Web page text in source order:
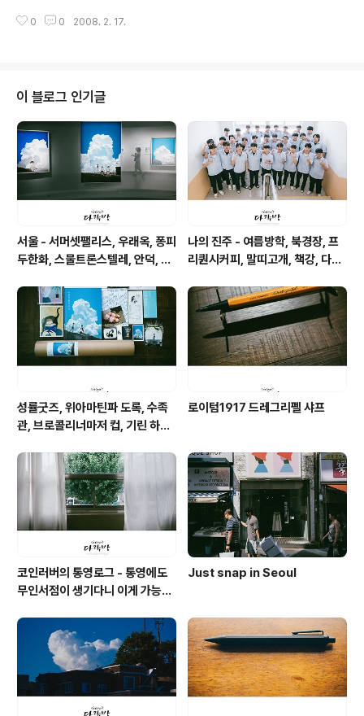
런 작지만 소중한 믿음을 스와치는 영원히 지켜가고 싶답
고마워요^^
0 0 2008. 2. 17.
이 블로그 인기글
서울 - 서머셋팰리스, 우래옥, 퐁피
두한화, 스물트론스텔레, 안덕, 위
나의 진주 - 여름방학, 북경장, 프
리퀀시커피, 말띠고개, 책강, 다원,
성률굿즈, 위아마틴파 도록, 수족
관, 브로콜리너마저 컵, 기린 하레
전병, 고래 사케, 기네스 나이트로
서지
로이텀1917 드레그리펠 샤프
코인러버의 통영로그 - 통영에도
무인서점이 생기다니 이게 가능할
Just snap in Seoul